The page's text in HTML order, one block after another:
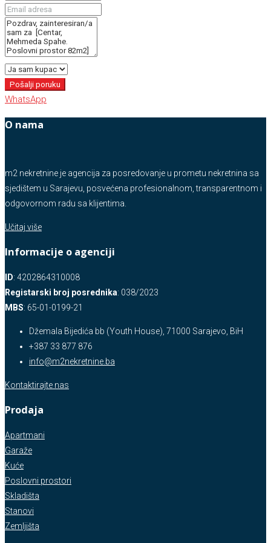
Pošalji poruku
WhatsApp
O nama
m2 nekretnine je agencija za posredovanje u prometu nekretnina sa
sjedištem u Sarajevu, posvećena profesionalnom, transparentnom i
odgovornom radu sa klijentima.
Učitaj više
Informacije o agenciji
ID: 4202864310008
Registarski broj posrednika: 038/2023
MBS: 65-01-0199-21
Džemala Bijedića bb (Youth House), 71000 Sarajevo, BiH
+387 33 877 876
info@m2nekretnine.ba
Kontaktirajte nas
Prodaja
Apartmani
Garaže
Kuće
Poslovni prostori
Skladišta
Stanovi
Zemljišta